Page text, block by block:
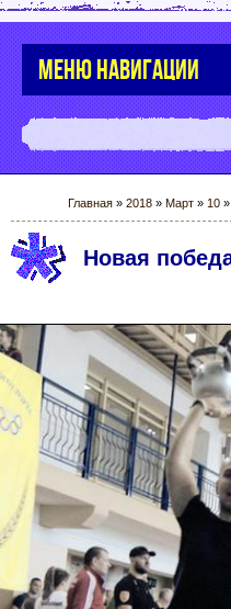
МЕНЮ НАВИГАЦИИ
Главная» 2018 » Март » 10»
Новая